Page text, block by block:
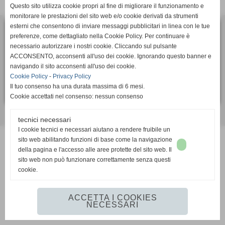
Invia
ASD Calcio Femminile SUPERBA
via Bartolomeo Bianco 6, 16127 - Genova (GE)
P.I. 01405910991
Tel. 010 2391106
segreteria.sportiva@superbacalcio.it
Realizzazione siti web www.sitoper.it
Questo sito utilizza cookie propri al fine di migliorare il funzionamento e
monitorare le prestazioni del sito web e/o cookie derivati da strumenti
esterni che consentono di inviare messaggi pubblicitari in linea con le tue
preferenze, come dettagliato nella Cookie Policy. Per continuare è
necessario autorizzare i nostri cookie. Cliccando sul pulsante
ACCONSENTO, acconsenti all'uso dei cookie. Ignorando questo banner e
navigando il sito acconsenti all'uso dei cookie.
Cookie Policy - Privacy Policy
Il tuo consenso ha una durata massima di 6 mesi.
Cookie accettati nel consenso: nessun consenso
tecnici necessari
I cookie tecnici e necessari aiutano a rendere fruibile un
sito web abilitando funzioni di base come la navigazione
della pagina e l'accesso alle aree protette del sito web. Il
sito web non può funzionare correttamente senza questi
cookie.
ACCETTA I COOKIES
NECESSARI